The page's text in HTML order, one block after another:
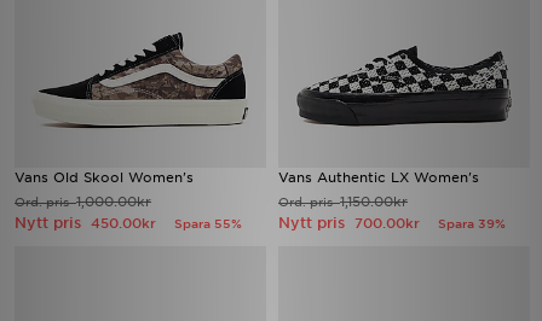
Vans Old Skool Women's
Ord. pris1,000.00kr
Nytt pris 450.00kr Spara 55%
Vans Authentic LX Women's
Ord. pris1,150.00kr
Nytt pris 700.00kr Spara 39%